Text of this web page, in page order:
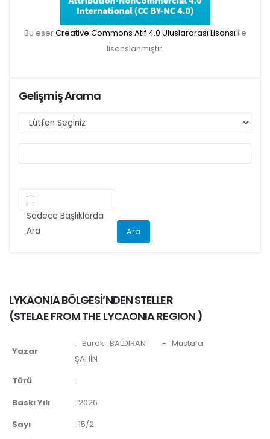
gönderilecek olan yayınlar için Etik Kurul
Belgesi zorunlu olacaktır. Bu kapsamda etik
gönderimi yapacak olan aday yazarlarımızın
ilgili kriteri göz önünde bulundurarak
Bu eserCreative Commons Atıf 4.0 Uluslararası Lisansı ile
lisanslanmıştır.
Gelişmiş Arama
Sadece Başlıklarda
Ara
LYKAONIA BÖLGESİ’NDEN STELLER
(STELAE FROM THE LYCAONIA REGION)
Yazar
: Burak BALDIRAN
- Mustafa
ŞAHİN
Türü
:
Baskı Yılı
: 2026
Sayı
: 15/2